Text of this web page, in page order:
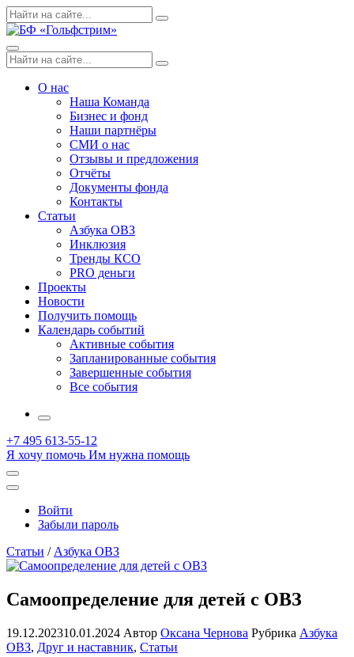
Skip
to
Поиск
по:
Search
Menu
Поиск
по:
Search
О нас
Наша Команда
Бизнес и фонд
Наши партнёры
СМИ о нас
Отзывы и предложения
Отчёты
Документы фонда
Контакты
Статьи
Азбука ОВЗ
Инклюзия
Тренды КСО
PRO деньги
Проекты
Новости
Получить помощь
Календарь событий
Активные события
Запланированные события
Завершенные события
Все события
More
+7 495 613-55-12
Я хочу помочь Им нужна помощь
Открыть
поиск
Профиль
Войти
Забыли пароль
Статьи / Азбука ОВЗ
Самоопределение для детей с ОВЗ
19.12.202310.01.2024 Автор Оксана Чернова Рубрика Азбука
ОВЗ, Друг и наставник, Статьи